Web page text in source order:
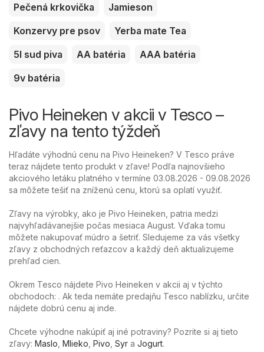
Pečená krkovička
Jamieson
Konzervy pre psov
Yerba mate Tea
5l sud piva
AA batéria
AAA batéria
9v batéria
Pivo Heineken v akcii v Tesco –
zľavy na tento týždeň
Hľadáte výhodnú cenu na Pivo Heineken? V Tesco práve
teraz nájdete tento produkt v zľave! Podľa najnovšieho
akciového letáku platného v termíne 03.08.2026 - 09.08.2026
sa môžete tešiť na zníženú cenu, ktorú sa oplatí využiť.
Zľavy na výrobky, ako je Pivo Heineken, patria medzi
najvyhľadávanejšie počas mesiaca August. Vďaka tomu
môžete nakupovať múdro a šetriť. Sledujeme za vás všetky
zľavy z obchodných reťazcov a každý deň aktualizujeme
prehľad cien.
Okrem Tesco nájdete Pivo Heineken v akcii aj v týchto
obchodoch: . Ak teda nemáte predajňu Tesco nablízku, určite
nájdete dobrú cenu aj inde.
Chcete výhodne nakúpiť aj iné potraviny? Pozrite si aj tieto
zľavy: Maslo Mlieko Pivo Syr a Jogurt.